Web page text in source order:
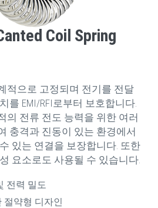
Coil Spring
적으로 고정되며 전기를 전달
를 EMI/RFI로부터 보호합니다.
의 전류 전도 능력을 위한 여러
충격과 진동이 있는 환경에서
있는 연결을 보장합니다. 또한
요소로도 사용될 수 있습니다.
전력 밀도
절약형 디자인